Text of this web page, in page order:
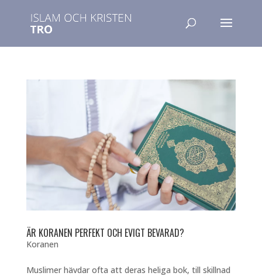
ÄR KORANEN PERFEKT OCH EVIGT BEVARAD?
Koranen
Muslimer hävdar ofta att deras heliga bok, till skillnad